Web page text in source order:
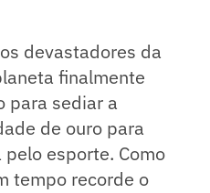
devastadores da
finalmente
para sediar a
de ouro para
esporte. Como
tempo recorde o